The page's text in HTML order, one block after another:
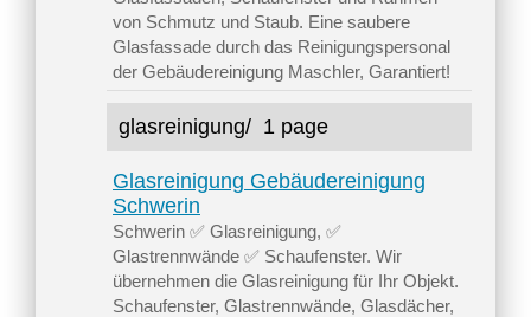
von Schmutz und Staub. Eine saubere
Glasfassade durch das Reinigungspersonal
der Gebäudereinigung Maschler, Garantiert!
glasreinigung/ 1 page
Glasreinigung Gebäudereinigung
Schwerin
Schwerin ✅ Glasreinigung, ✅
Glastrennwände ✅ Schaufenster. Wir
übernehmen die Glasreinigung für Ihr Objekt.
Schaufenster, Glastrennwände, Glasdächer,